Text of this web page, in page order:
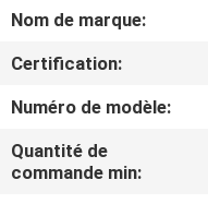
À
DE
NOUS
Nom de marque:
Certification:
Numéro de modèle:
Quantité de
commande min: